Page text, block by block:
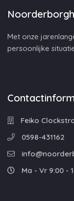
Noorderborgh
Met onze
persoonlijke
Feiko
0598-431162
Ma - Vr 9:00 -